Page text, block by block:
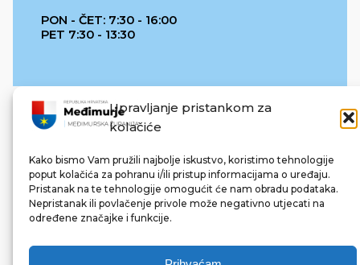
Upravljanje pristankom za
kolačiće
Kako bismo Vam pružili najbolje iskustvo, koristimo tehnologije
poput kolačića za pohranu i/ili pristup informacijama o uređaju.
Pristanak na te tehnologije omogućit će nam obradu podataka.
Nepristanak ili povlačenje privole može negativno utjecati na
određene značajke i funkcije.
PON - ČET: 7:30 - 16:00
PET 7:30 - 13:30
REPUBLIKA HRVATSKA